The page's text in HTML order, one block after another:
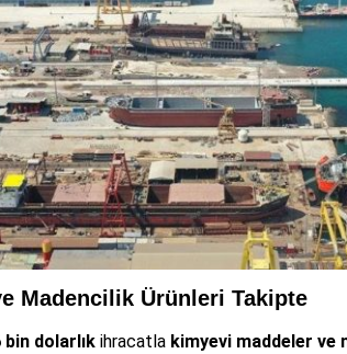
Madencilik Ürünleri Takipte
dolarlık ihracatla kimyevi maddeler